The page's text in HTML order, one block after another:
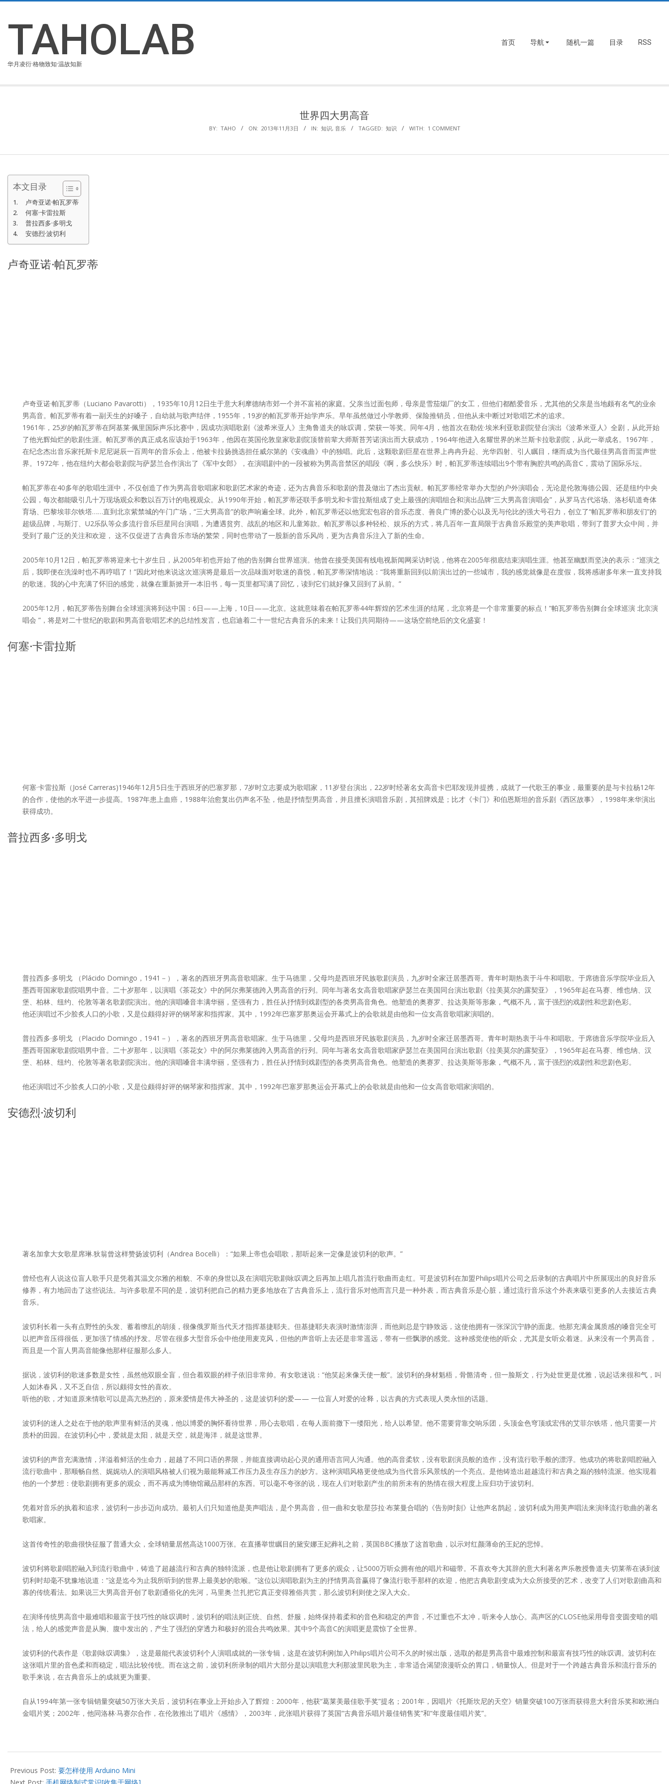
content
TAHOLAB
华月凌衍·格物致知·温故知新
首页 导航 随机一篇 目录 RSS
世界四大男高音
BY: TAHO ON: 2013年11月3日 IN: 知识, 音乐 TAGGED: 知识 WITH: 1 COMMENT
本文目录
卢奇亚诺·帕瓦罗蒂
何塞·卡雷拉斯
普拉西多·多明戈
安德烈·波切利
卢奇亚诺·帕瓦罗蒂
卢奇亚诺·帕瓦罗蒂（Luciano Pavarotti），1935年10月12日生于意大利摩德纳市郊一个并不富裕的家庭。父亲当过面包师，母亲是雪茄烟厂的女工，但他们都酷爱音乐，尤其他的父亲是当地颇有名气的业余
男高音。帕瓦罗蒂有着一副天生的好嗓子，自幼就与歌声结伴，1955年，19岁的帕瓦罗蒂开始学声乐。早年虽然做过小学教师、保险推销员，但他从未中断过对歌唱艺术的追求。
1961年，25岁的帕瓦罗蒂在阿基莱·佩里国际声乐比赛中，因成功演唱歌剧《波希米亚人》主角鲁道夫的咏叹调，荣获一等奖。同年4月，他首次在勒佐·埃米利亚歌剧院登台演出《波希米亚人》全剧，从此开始
了他光辉灿烂的歌剧生涯。帕瓦罗蒂的真正成名应该始于1963年，他因在英国伦敦皇家歌剧院顶替前辈大师斯苔芳诺演出而大获成功，1964年他进入名耀世界的米兰斯卡拉歌剧院，从此一举成名。1967年，
在纪念杰出音乐家托斯卡尼尼诞辰一百周年的音乐会上，他被卡拉扬挑选担任威尔第的《安魂曲》中的独唱。此后，这颗歌剧巨星在世界上冉冉升起、光华四射、引人瞩目，继而成为当代最佳男高音而蜚声世
界。1972年，他在纽约大都会歌剧院与萨瑟兰合作演出了《军中女郎》，在演唱剧中的一段被称为男高音禁区的唱段《啊，多么快乐》时，帕瓦罗蒂连续唱出9个带有胸腔共鸣的高音C，震动了国际乐坛。
帕瓦罗蒂在40多年的歌唱生涯中，不仅创造了作为男高音歌唱家和歌剧艺术家的奇迹，还为古典音乐和歌剧的普及做出了杰出贡献。帕瓦罗蒂经常举办大型的户外演唱会，无论是伦敦海德公园、还是纽约中央
公园，每次都能吸引几十万现场观众和数以百万计的电视观众。从1990年开始，帕瓦罗蒂还联手多明戈和卡雷拉斯组成了史上最强的演唱组合和演出品牌“三大男高音演唱会”，从罗马古代浴场、洛杉矶道奇体
育场、巴黎埃菲尔铁塔……直到北京紫禁城的午门广场，“三大男高音”的歌声响遍全球。此外，帕瓦罗蒂还以他宽宏包容的音乐态度、善良广博的爱心以及无与伦比的强大号召力，创立了“帕瓦罗蒂和朋友们”的
超级品牌，与斯汀、U2乐队等众多流行音乐巨星同台演唱，为遭遇贫穷、战乱的地区和儿童筹款。帕瓦罗蒂以多种轻松、娱乐的方式，将几百年一直局限于古典音乐殿堂的美声歌唱，带到了普罗大众中间，并
受到了最广泛的关注和欢迎， 这不仅促进了古典音乐市场的繁荣，同时也带动了一股新的音乐风尚，更为古典音乐注入了新的生命。
2005年10月12日，帕瓦罗蒂将迎来七十岁生日，从2005年初也开始了他的告别舞台世界巡演。他曾在接受美国有线电视新闻网采访时说，他将在2005年彻底结束演唱生涯。他甚至幽默而坚决的表示：“巡演之
后，我即便在洗澡时也不再哼唱了！”因此对他来说这次巡演将是最后一次品味面对歌迷的喜悦，帕瓦罗蒂深情地说：“我将重新回到以前演出过的一些城市，我的感觉就像是在度假，我将感谢多年来一直支持我
的歌迷。我的心中充满了怀旧的感觉，就像在重新掀开一本旧书，每一页里都写满了回忆，读到它们就好像又回到了从前。”
2005年12月，帕瓦罗蒂告别舞台全球巡演将到达中国：6日——上海，10日——北京。这就意味着在帕瓦罗蒂44年辉煌的艺术生涯的结尾，北京将是一个非常重要的标点！“帕瓦罗蒂告别舞台全球巡演 北京演
唱会 ”，将是对二十世纪的歌剧和男高音歌唱艺术的总结性发言，也启迪着二十一世纪古典音乐的未来！让我们共同期待——这场空前绝后的文化盛宴！
何塞·卡雷拉斯
何塞·卡雷拉斯（José Carreras)1946年12月5日生于西班牙的巴塞罗那，7岁时立志要成为歌唱家，11岁登台演出，22岁时经著名女高音卡巴耶发现并提携，成就了一代歌王的事业，最重要的是与卡拉杨12年
的合作，使他的水平进一步提高。1987年患上血癌，1988年治愈复出仍声名不坠，他是抒情型男高音，并且擅长演唱音乐剧，其招牌戏是；比才《卡门》和伯恩斯坦的音乐剧《西区故事》，1998年来华演出
获得成功。
普拉西多·多明戈
普拉西多·多明戈 （Plácido Domingo，1941－），著名的西班牙男高音歌唱家。生于马德里，父母均是西班牙民族歌剧演员，九岁时全家迁居墨西哥。青年时期热衷于斗牛和唱歌。于席德音乐学院毕业后入
墨西哥国家歌剧院唱男中音。二十岁那年，以演唱《茶花女》中的阿尔弗莱德跨入男高音的行列。同年与著名女高音歌唱家萨瑟兰在美国同台演出歌剧《拉美莫尔的露契亚》，1965年起在马赛、维也纳、汉
堡、柏林、纽约、伦敦等著名歌剧院演出。他的演唱嗓音丰满华丽，坚强有力，胜任从抒情到戏剧型的各类男高音角色。他塑造的奥赛罗、拉达美斯等形象，气概不凡，富于强烈的戏剧性和悲剧色彩。
他还演唱过不少脍炙人口的小歌，又是位颇得好评的钢琴家和指挥家。其中，1992年巴塞罗那奥运会开幕式上的会歌就是由他和一位女高音歌唱家演唱的。
普拉西多·多明戈 （Placido Domingo，1941－），著名的西班牙男高音歌唱家。生于马德里，父母均是西班牙民族歌剧演员，九岁时全家迁居墨西哥。青年时期热衷于斗牛和唱歌。于席德音乐学院毕业后入
墨西哥国家歌剧院唱男中音。二十岁那年，以演唱《茶花女》中的阿尔弗莱德跨入男高音的行列。同年与著名女高音歌唱家萨瑟兰在美国同台演出歌剧《拉美莫尔的露契亚》，1965年起在马赛、维也纳、汉
堡、柏林、纽约、伦敦等著名歌剧院演出。他的演唱嗓音丰满华丽，坚强有力，胜任从抒情到戏剧型的各类男高音角色。他塑造的奥赛罗、拉达美斯等形象，气概不凡，富于强烈的戏剧性和悲剧色彩。
他还演唱过不少脍炙人口的小歌，又是位颇得好评的钢琴家和指挥家。其中，1992年巴塞罗那奥运会开幕式上的会歌就是由他和一位女高音歌唱家演唱的。
安德烈·波切利
著名加拿大女歌星席琳.狄翁曾这样赞扬波切利（Andrea Bocelli）：“如果上帝也会唱歌，那听起来一定像是波切利的歌声。”
曾经也有人说这位盲人歌手只是凭着其温文尔雅的相貌、不幸的身世以及在演唱完歌剧咏叹调之后再加上唱几首流行歌曲而走红。可是波切利在加盟Philips唱片公司之后录制的古典唱片中所展现出的良好音乐
修养，有力地回击了这些说法。与许多歌星不同的是，波切利把自己的精力更多地放在了古典音乐上，流行音乐对他而言只是一种外表，而古典音乐是心脏，通过流行音乐这个外表来吸引更多的人去接近古典
音乐。
波切利长着一头有点野性的头发、蓄着缭乱的胡须，很像俄罗斯当代天才指挥基捷耶夫。但基捷耶夫表演时激情澎湃，而他则总是宁静致远，这使他拥有一张深沉宁静的面庞。他那充满金属质感的嗓音完全可
以把声音压得很低，更加强了情感的抒发。尽管在很多大型音乐会中他使用麦克风，但他的声音听上去还是非常遥远，带有一些飘渺的感觉。这种感觉使他的听众，尤其是女听众着迷。从来没有一个男高音，
而且是一个盲人男高音能像他那样征服那么多人。
据说，波切利的歌迷多数是女性，虽然他双眼全盲，但合着双眼的样子依旧非常帅。有女歌迷说：“他笑起来像天使一般”。波切利的身材魁梧，骨骼清奇，但一脸斯文，行为处世更是优雅，说起话来很和气，叫
人如沐春风，又不乏自信，所以颇得女性的喜欢。
听他的歌，才知道原来情歌可以是高亢热烈的，原来爱情是伟大神圣的，这是波切利的爱—— 一位盲人对爱的诠释，以古典的方式表现人类永恒的话题。
波切利的迷人之处在于他的歌声里有鲜活的灵魂，他以博爱的胸怀看待世界，用心去歌唱，在每人面前撒下一缕阳光，给人以希望。他不需要背靠交响乐团，头顶金色穹顶或宏伟的艾菲尔铁塔，他只需要一片
质朴的田园。在波切利心中，爱就是太阳，就是天空，就是海洋，就是这世界。
波切利的声音充满激情，洋溢着鲜活的生命力，超越了不同口语的界限，并能直接调动起心灵的通用语言同人沟通。他的高音柔软，没有歌剧演员般的造作，没有流行歌手般的漂浮。他成功的将歌剧唱腔融入
流行歌曲中，那顺畅自然、娓娓动人的演唱风格被人们视为最能释减工作压力及生存压力的妙方。这种演唱风格更使他成为当代音乐风景线的一个亮点。是他铸造出超越流行和古典之巅的独特流派。他实现着
他的一个梦想：使歌剧拥有更多的观众，而不再成为博物馆藏品那样的东西。可以毫不夸张的说，现在人们对歌剧产生的前所未有的热情在很大程度上应归功于波切利。
凭着对音乐的执着和追求，波切利一步步迈向成功。最初人们只知道他是美声唱法，是个男高音，但一曲和女歌星莎拉·布莱曼合唱的《告别时刻》让他声名鹊起，波切利成为用美声唱法来演绎流行歌曲的著名
歌唱家。
这首传奇性的歌曲很快征服了普通大众，全球销量居然高达1000万张。在直播举世瞩目的黛安娜王妃葬礼之前，英国BBC播放了这首歌曲，以示对红颜薄命的王妃的悲悼。
波切利将歌剧唱腔融入到流行歌曲中，铸造了超越流行和古典的独特流派，也是他让歌剧拥有了更多的观众，让5000万听众拥有他的唱片和磁带。不喜欢夸大其辞的意大利著名声乐教授鲁道夫·切莱蒂在谈到波
切利时却毫不犹豫地说道：“这是迄今为止我所听到的世界上最美妙的歌喉。”这位以演唱歌剧为主的抒情男高音赢得了像流行歌手那样的欢迎，他把古典歌剧变成为大众所接受的艺术，改变了人们对歌剧曲高和
寡的传统看法。如果说三大男高音开创了歌剧通俗化的先河，马里奥·兰扎把它真正变得雅俗共赏，那么波切利则使之深入大众。
在演绎传统男高音中最难唱和最富于技巧性的咏叹调时，波切利的唱法则正统、自然、舒服，始终保持着柔和的音色和稳定的声音，不过重也不太冲，听来令人放心。高声区的CLOSE他采用母音变圆变暗的唱
法，给人的感觉声音是从胸、腹中发出的，产生了强烈的穿透力和极好的混合共鸣效果。其中9个高音C的演唱更是震惊了全世界。
波切利的代表作是《歌剧咏叹调集》，这是最能代表波切利个人演唱成就的一张专辑，这是在波切利刚加入Philips唱片公司不久的时候出版，选取的都是男高音中最难控制和最富有技巧性的咏叹调。波切利在
这张唱片里的音色柔和而稳定，唱法比较传统。而在这之前，波切利所录制的唱片大部分是以演唱意大利那波里民歌为主，非常适合渴望浪漫听众的胃口，销量惊人。但是对于一个跨越古典音乐和流行音乐的
歌手来说，在古典音乐上的成就更为重要。
自从1994年第一张专辑销量突破50万张大关后，波切利在事业上开始步入了辉煌：2000年，他获“葛莱美最佳歌手奖”提名；2001年，因唱片《托斯坎尼的天空》销量突破100万张而获得意大利音乐奖和欧洲白
金唱片奖；2002年，他同洛林·马赛尔合作，在伦敦推出了唱片《感情》，2003年，此张唱片获得了英国“古典音乐唱片最佳销售奖”和“年度最佳唱片奖”。
11-
03
Previous Post: 要怎样使用 Arduino Mini